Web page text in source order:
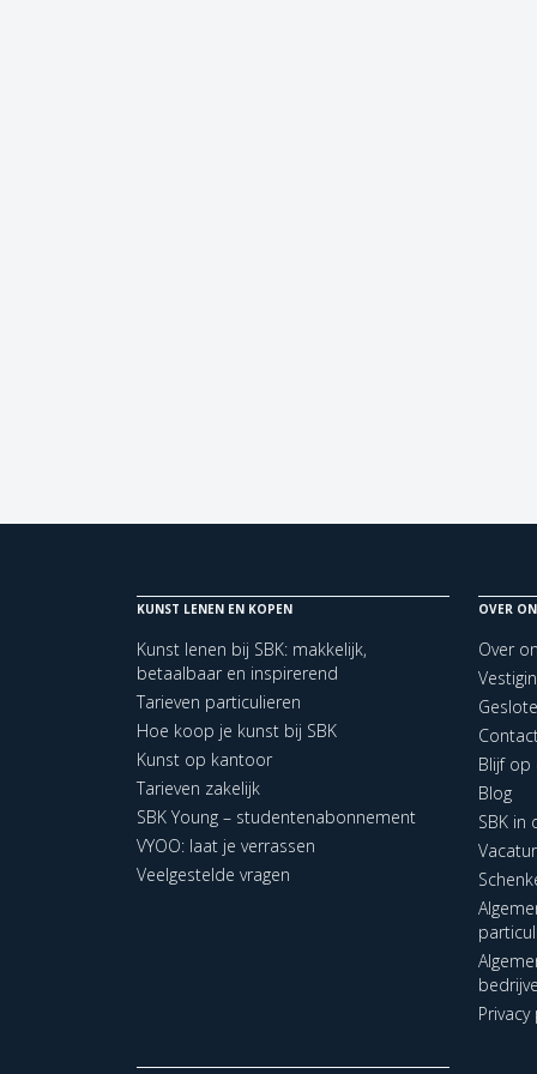
KUNST LENEN EN KOPEN
Kunst lenen bij SBK: makkelijk,
betaalbaar en inspirerend
Tarieven particulieren
Hoe koop je kunst bij SBK
Kunst op kantoor
Tarieven zakelijk
SBK Young – studentenabonnement
VYOO: laat je verrassen
Veelgestelde vragen
OVER
Over
Blijf op
Blog
SBK in